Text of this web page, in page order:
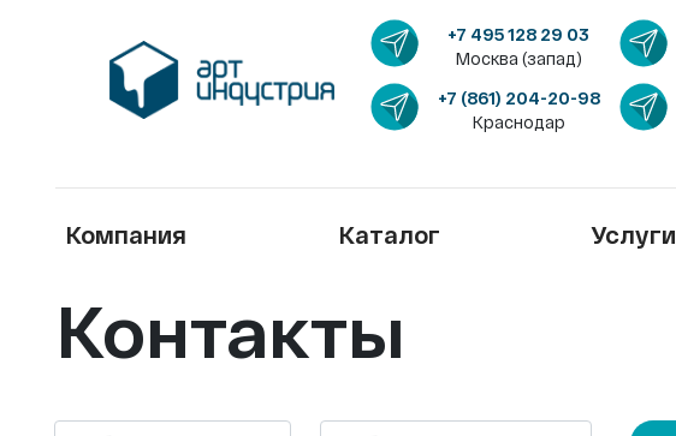
+7 495 128 29 03
Москва (запад)
+7 (861) 204-20-98
Краснодар
Компания Каталог Услуги
Контакты